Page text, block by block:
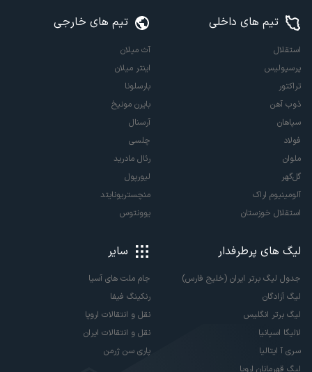
تیم های داخلی
استقلال
پرسپولیس
تراکتور
ذوب آهن
سپاهان
فولاد
ملوان
گل‌گهر
آلومینیوم اراک
استقلال خوزستان
تیم های خارجی
آث میلان
اینتر میلان
بارسلونا
بایرن مونیخ
آرسنال
چلسی
رئال مادرید
لیورپول
منچستریونایتد
یوونتوس
لیگ های پرطرفدار
جدول لیگ برتر ایران (خلیج فارس)
لیگ آزادگان
لیگ برتر انگلیس
لالیگا اسپانیا
سری آ ایتالیا
لیگ قهرمانان اروپا
سایر
جام ملت های آسیا
رنکینگ فیفا
نقل و انتقالات اروپا
نقل و انتقالات ایران
پاری سن ژرمن